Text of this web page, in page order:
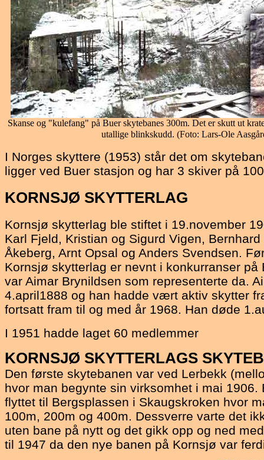
Skanse og "kulefang" på Buer skytebanes 300m. Det er skutt ut
utallige blinkskudd. (Foto: Lars-Ole
I Norges skyttere (1953) står det om
ligger ved Buer stasjon og har 3 skiver på
KORNSJØ SKYTTERLAG
Kornsjø skytterlag ble stiftet i 19.november
Karl Fjeld, Kristian og Sigurd Vigen,
Åkeberg, Arnt Opsal og Anders Svendsen.
Kornsjø skytterlag er nevnt i konkurranser på
var Aimar Brynildsen som representerte da.
4.april1888 og han hadde vært aktiv skytter
fortsatt fram til og med år 1968. Han døde
I 1951 hadde laget 60 medlemmer
KORNSJØ SKYTTERLAGS
Den første skytebanen var ved Lerbekk
hvor man begynte sin virksomhet i mai 1906.
flyttet til Bergsplassen i Skaugskroken hvor
100m, 200m og 400m. Dessverre varte det
uten bane på nytt og det gikk opp og ned
til 1947 da den nye banen på Kornsjø var